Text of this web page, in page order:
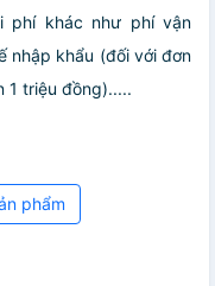
phí khác như phí vận
nhập khẩu (đối với đơn
1 triệu đồng).....
phẩm